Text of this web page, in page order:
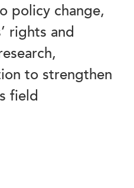
policy change,
rights and
to strengthen
field